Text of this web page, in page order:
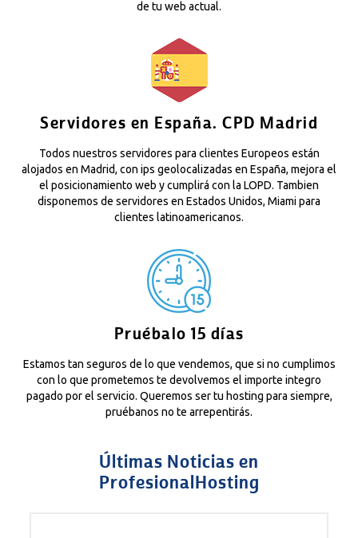
de tu web actual.
Servidores en España. CPD Madrid
Todos nuestros servidores para clientes Europeos están
alojados en Madrid, con ips geolocalizadas en España, mejora el
el posicionamiento web y cumplirá con la LOPD. Tambien
disponemos de servidores en Estados Unidos, Miami para
clientes latinoamericanos.
Pruébalo 15 días
Estamos tan seguros de lo que vendemos, que si no cumplimos
con lo que prometemos te devolvemos el importe integro
pagado por el servicio. Queremos ser tu hosting para siempre,
pruébanos no te arrepentirás.
Últimas Noticias en
ProfesionalHosting